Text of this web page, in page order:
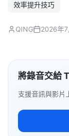
效率提升技巧
QING 2026年
將錄音交給
支援音訊與影片